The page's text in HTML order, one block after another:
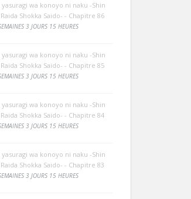
yasuragi wa konoyo ni naku -Shin
Shokka Saido- - Chapitre 86
3 JOURS 15 HEURES
yasuragi wa konoyo ni naku -Shin
Shokka Saido- - Chapitre 85
3 JOURS 15 HEURES
yasuragi wa konoyo ni naku -Shin
Shokka Saido- - Chapitre 84
3 JOURS 15 HEURES
yasuragi wa konoyo ni naku -Shin
Shokka Saido- - Chapitre 83
3 JOURS 15 HEURES